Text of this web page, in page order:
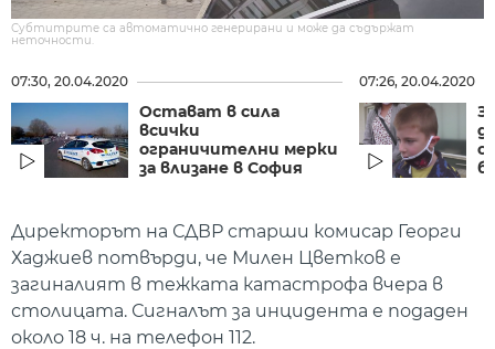
Субтитрите са автоматично генерирани и може да съдържат
неточности.
07:30, 20.04.2020
Остават в сила
всички
ограничителни мерки
за влизане в София
07:26, 20.04.2020
Директорът на СДВР старши комисар Георги
Хаджиев потвърди, че Милен Цветков е
загиналият в тежката катастрофа вчера в
столицата. Сигналът за инцидента е подаден
около 18 ч. на телефон 112.